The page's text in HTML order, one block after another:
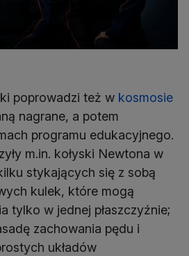
poprowadzi też w kosmosie
nagrane, a potem
programu edukacyjnego.
m.in. kołyski Newtona w
stykających się z sobą
kulek, które mogą
tylko w jednej płaszczyźnie;
zachowania pędu i
układów